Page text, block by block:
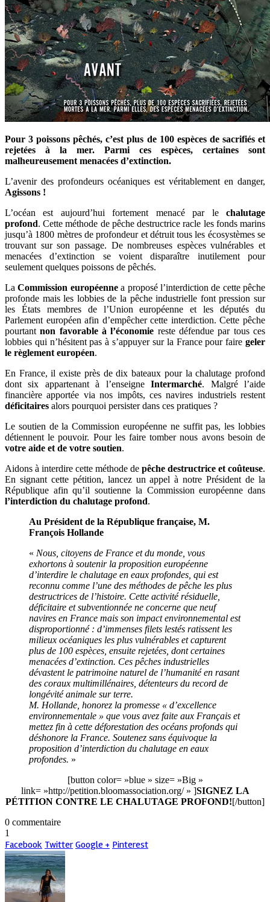
Pour 3 poissons pêchés, c’est plus de 100 espèces de sacrifiés et
rejetées à la mer. Parmi ces espèces, certaines sont
malheureusement menacées d’extinction.
L’avenir des profondeurs océaniques est véritablement en danger,
Agissons !
L’océan est aujourd’hui fortement menacé par le chalutage
profond. Cette méthode de pêche destructrice racle les fonds marins
jusqu’à 1800 mètres de profondeur et détruit tous les écosystèmes se
trouvant sur son passage. De nombreuses espèces vulnérables et
menacées d’extinction se voient disparaître inutilement pour
seulement quelques poissons de pêchés.
LaCommission européennea proposé l’interdiction de cette pêche
profonde mais les lobbies de la pêche industrielle font pression sur
les États membres de l’Union européenne et les députés du
Parlement européen afin d’empêcher cette interdiction. Cette pêche
pourtantnon favorable à l’économie reste défendue par tous ces
lobbies qui n’hésitent pas à s’appuyer sur la France pour faire geler
le règlement européen.
En France, il existe près de dix bateaux pour la chalutage profond
dont six appartenant à l’enseigneIntermarché. Malgré l’aide
financière apportée via nos impôts, ces navires industriels restent
déficitaires alors pourquoi persister dans ces pratiques ?
Le soutien de la Commission européenne ne suffit pas, les lobbies
détiennent le pouvoir. Pour les faire tomber nous avons besoin de
votre aide et de votre soutien.
Aidons à interdire cette méthode de pêche destructrice et coûteuse.
En signant cette pétition, lancez un appel à notre Président de la
République afin qu’il soutienne la Commission européenne dans
l’interdiction du chalutage profond.
Au Président de la République française, M.
François Hollande
« Nous, citoyens de France et du monde, vous
exhortons à soutenir la proposition européenne
d’interdire le chalutage en eaux profondes, qui est
reconnu comme l’une des méthodes de pêche les plus
destructrices de l’histoire. Cette activité résiduelle,
déficitaire et subventionnée ne concerne que neuf
navires en France mais son impact environnemental est
disproportionné : d’immenses filets lestés ratissent les
milieux océaniques les plus vulnérables et capturent
plus de 100 espèces, ensuite rejetées, dont certaines
menacées d’extinction. Ces pêches industrielles
dévastent le patrimoine naturel de l’humanité en rasant
des coraux multimillénaires, détenteurs du record de
longévité animale sur terre.
M. Hollande, honorez la promesse « d’excellence
environnementale » que vous avez faite aux Français et
mettez fin à cette déforestation des océans profonds qui
déshonore la France. Soutenez sans équivoque la
proposition d’interdiction du chalutage en eaux
profondes. »
[button color= »blue » size= »Big »
link= »http://petition.bloomassociation.org/ » ]SIGNEZ LA
PÉTITION CONTRE LE CHALUTAGE PROFOND![/button]
0 commentaire
1
Facebook Twitter Google + Pinterest